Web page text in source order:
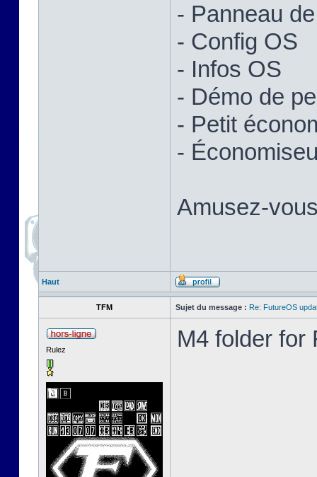
- Panneau
- Config OS
- Infos OS
- Démo de
- Petit
-
Amusez-
Haut
TFM Sujet du message : Re: FutureOS
Rulez M4 folder for